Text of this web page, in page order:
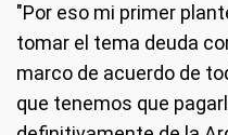
"Por eso mi primer
tomar el tema deuda
marco de acuerdo de
que tenemos que